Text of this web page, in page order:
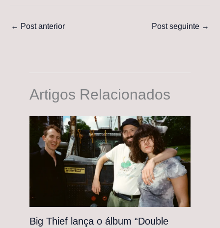
← Post anterior Post seguinte →
Artigos Relacionados
Big Thief lança o álbum “Double